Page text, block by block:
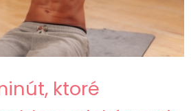
ktoré